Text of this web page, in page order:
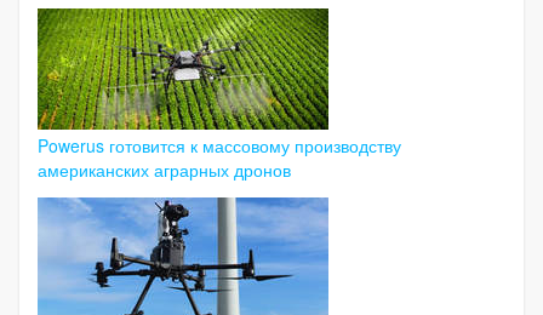
Powerus готовится к массовому производству
американских аграрных дронов